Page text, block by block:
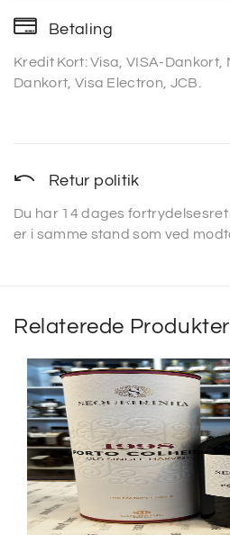
Betaling
Kredit Kort: Visa, VISA-Dankort,
Dankort, Visa Electron, JCB.
Retur politik
Du har 14 dages
er i samme stand som ved
Relaterede Produkter